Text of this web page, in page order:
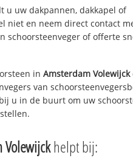
u uw dakpannen, dakkapel of
niet en neem direct contact
schoorsteenveger of offerte
in Amsterdam Volewijck
van
u in de buurt om uw
Volewijckhelpt bij: